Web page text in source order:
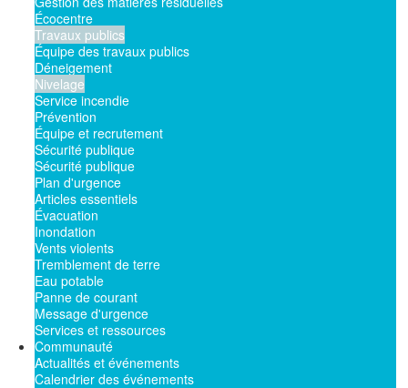
Écocentre
Travaux publics
Équipe des travaux publics
Déneigement
Nivelage
Service incendie
Prévention
Équipe et recrutement
Sécurité publique
Sécurité publique
Plan d'urgence
Articles essentiels
Évacuation
Inondation
Vents violents
Tremblement de terre
Eau potable
Panne de courant
Message d'urgence
Services et ressources
Communauté
Actualités et événements
Calendrier des événements